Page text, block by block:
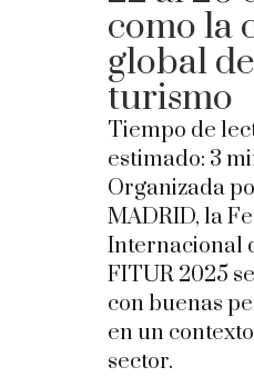
como la
global
turismo
Tiempo de
estimado: 3
Organizada
MADRID, la
Internacional
FITUR 2025
con buenas
en un
sector.